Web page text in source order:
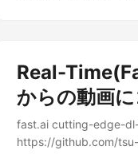
Real-
からの動画
fast.ai cutting-edge-dl-
https://github.com/